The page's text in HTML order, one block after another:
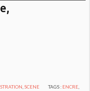
SCENE TAGS : ENCRE